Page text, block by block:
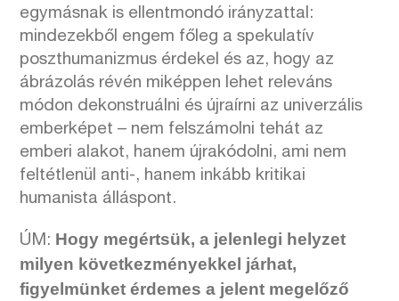
egymásnak is ellentmondó irányzattal:
mindezekből engem főleg a spekulatív
poszthumanizmus érdekel és az, hogy az
ábrázolás révén miképpen lehet releváns
módon dekonstruálni és újraírni az univerzális
emberképet – nem felszámolni tehát az
emberi alakot, hanem újrakódolni, ami nem
feltétlenül anti-, hanem inkább kritikai
humanista álláspont.
ÚM: Hogy megértsük, a jelenlegi helyzet
milyen következményekkel járhat,
figyelmünket érdemes a jelent megelőző